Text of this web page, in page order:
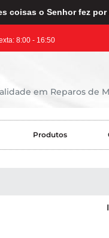
coisas o Senhor fez por
8:00 - 16:50
em Reparos de
Produtos